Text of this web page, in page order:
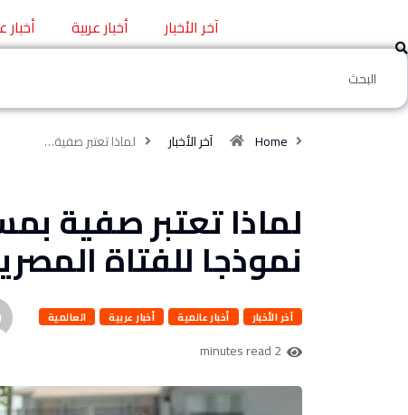
آخر الأخبار أخبار عربية أخبار
Home آخر الأخبار لماذا تعتبر صفية…
لماذا تعتبر صفية
نموذجا للفتاة
آخر الأخبار أخبار عالمية أخبار عربية العالمية
2 minutes read